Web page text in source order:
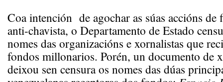
Coa intención de agochar as súas accións de
anti-chavista, o Departamento de Estado
nomes das organizacións e xornalistas que
fondos millonarios. Porén, un documento de
deixou sen censura os nomes das dúas